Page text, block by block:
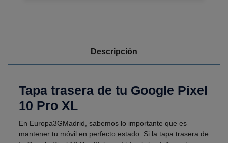
Descripción
Tapa trasera de tu Google Pixel
10 Pro XL
En Europa3GMadrid, sabemos lo importante que es
mantener tu móvil en perfecto estado. Si la tapa trasera de